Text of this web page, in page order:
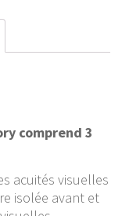
comprend 3
acuités visuelles
isolée avant et